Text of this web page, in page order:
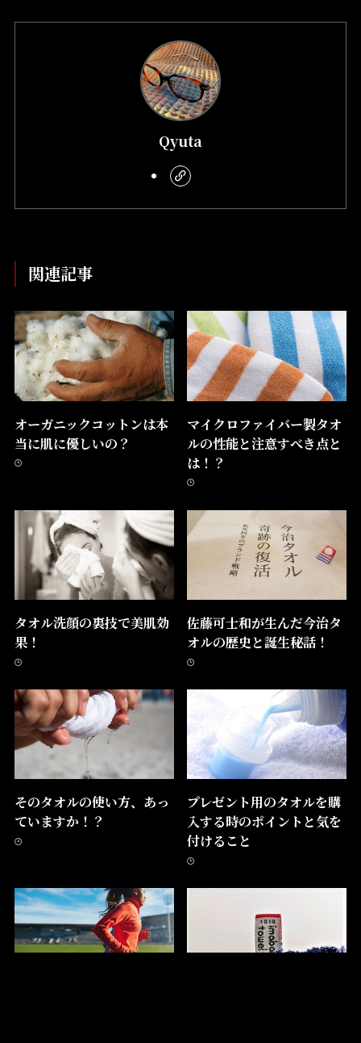
Qyuta
関連記事
オーガニックコットンは本
当に肌に優しいの？
マイクロファイバー製タオ
ルの性能と注意すべき点と
は！？
タオル洗顔の裏技で美肌効
果！
佐藤可士和が生んだ今治タ
オルの歴史と誕生秘話！
そのタオルの使い方、あっ
ていますか！？
プレゼント用のタオルを購
入する時のポイントと気を
付けること